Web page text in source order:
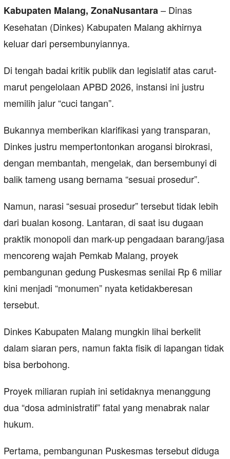
Kabupaten Malang, ZonaNusantara– Dinas
Kesehatan (Dinkes) Kabupaten Malang akhirnya
keluar dari persembunyiannya.
Di tengah badai kritik publik dan legislatif atas carut-
marut pengelolaan APBD 2026, instansi ini justru
memilih jalur “cuci tangan”.
Bukannya memberikan klarifikasi yang transparan,
Dinkes justru mempertontonkan arogansi birokrasi,
dengan membantah, mengelak, dan bersembunyi di
balik tameng usang bernama “sesuai prosedur”.
Namun, narasi “sesuai prosedur” tersebut tidak lebih
dari bualan kosong. Lantaran, di saat isu dugaan
praktik monopoli dan mark-up pengadaan barang/jasa
mencoreng wajah Pemkab Malang, proyek
pembangunan gedung Puskesmas senilai Rp 6 miliar
kini menjadi “monumen” nyata ketidakberesan
tersebut.
Dinkes Kabupaten Malang mungkin lihai berkelit
dalam siaran pers, namun fakta fisik di lapangan tidak
bisa berbohong.
Proyek miliaran rupiah ini setidaknya menanggung
dua “dosa administratif” fatal yang menabrak nalar
hukum.
Pertama, pembangunan Puskesmas tersebut diduga